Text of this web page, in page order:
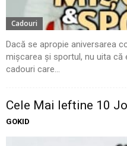
Cadouri
Dacă se apropie aniversarea
mișcarea și sportul, nu uita că
cadouri care...
Cele Mai Ieftine 10
GOKID